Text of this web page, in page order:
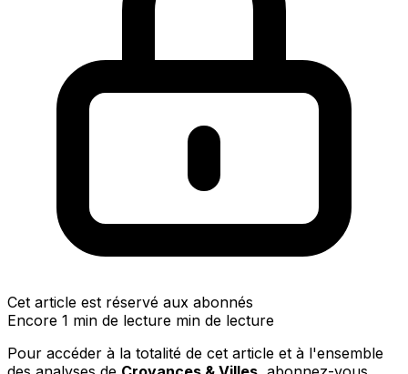
Cet article est réservé aux abonnés
Encore 1 min de lecture min de lecture
Pour accéder à la totalité de cet article et à l'ensemble